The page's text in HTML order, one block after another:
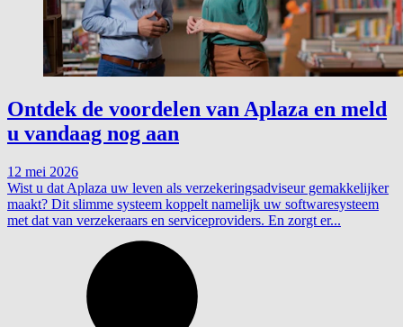
Ontdek de voordelen van Aplaza en meld
u vandaag nog aan
12 mei 2026
Wist u dat Aplaza uw leven als verzekeringsadviseur gemakkelijker
maakt? Dit slimme systeem koppelt namelijk uw softwaresysteem
met dat van verzekeraars en serviceproviders. En zorgt er...